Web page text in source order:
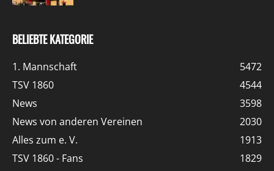
BELIEBTE KATEGORIE
1. Mannschaft
5472
TSV 1860
4544
News
3598
News von anderen Vereinen
2030
Alles zum e. V.
1913
TSV 1860 - Fans
1829